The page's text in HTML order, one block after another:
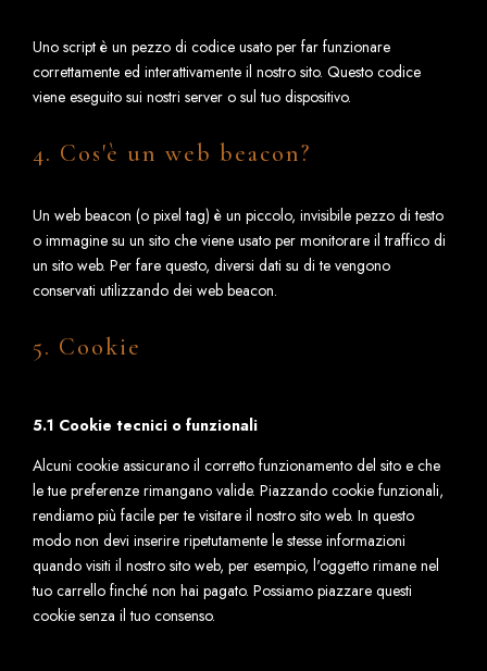
Uno script è un pezzo di codice usato per far funzionare
correttamente ed interattivamente il nostro sito. Questo codice
viene eseguito sui nostri server o sul tuo dispositivo.
4. Cos'è un web beacon?
Un web beacon (o pixel tag) è un piccolo, invisibile pezzo di testo
o immagine su un sito che viene usato per monitorare il traffico di
un sito web. Per fare questo, diversi dati su di te vengono
conservati utilizzando dei web beacon.
5. Cookie
5.1 Cookie tecnici o funzionali
Alcuni cookie assicurano il corretto funzionamento del sito e che
le tue preferenze rimangano valide. Piazzando cookie funzionali,
rendiamo più facile per te visitare il nostro sito web. In questo
modo non devi inserire ripetutamente le stesse informazioni
quando visiti il nostro sito web, per esempio, l'oggetto rimane nel
tuo carrello finché non hai pagato. Possiamo piazzare questi
cookie senza il tuo consenso.